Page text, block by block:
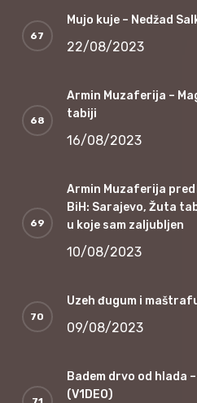
Mujo kuje – Nedžad
22/08/2023
Armin Muzaferija –
tabiji
16/08/2023
Armin Muzaferija
BiH: Sarajevo, Žuta
u koje sam zaljubljen
10/08/2023
Uzeh đugum i
09/08/2023
Badem drvo od hlada
(V1DEO)